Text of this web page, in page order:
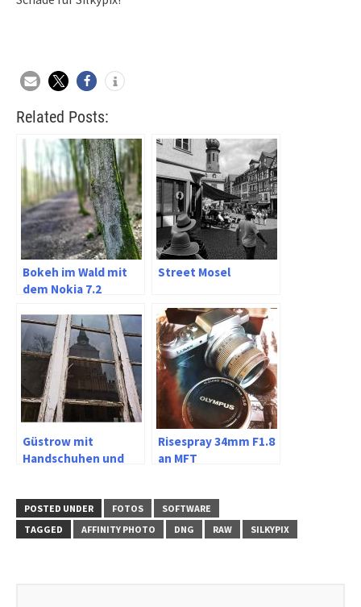
Related Posts:
Bokeh im Wald mit
dem Nokia 7.2
Street Mosel
Güstrow mit
Handschuhen und
Risespray 34mm F1.8
an MFT
POSTED UNDER FOTOS
SOFTWARE
TAGGED
AFFINITY PHOTO DNG RAW SILKYPIX